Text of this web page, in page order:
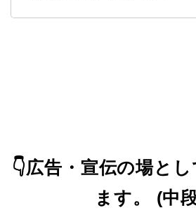
👇広告・宣伝の場と
ます。
(中